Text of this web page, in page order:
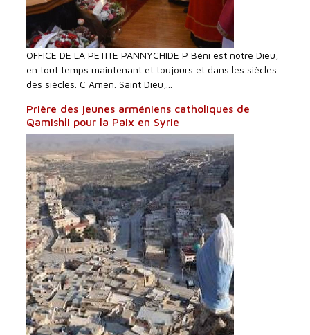
OFFICE DE LA PETITE PANNYCHIDE P Béni est notre Dieu,
en tout temps maintenant et toujours et dans les siècles
des siècles. C Amen. Saint Dieu,...
Prière des jeunes arméniens catholiques de
Qamishli pour la Paix en Syrie